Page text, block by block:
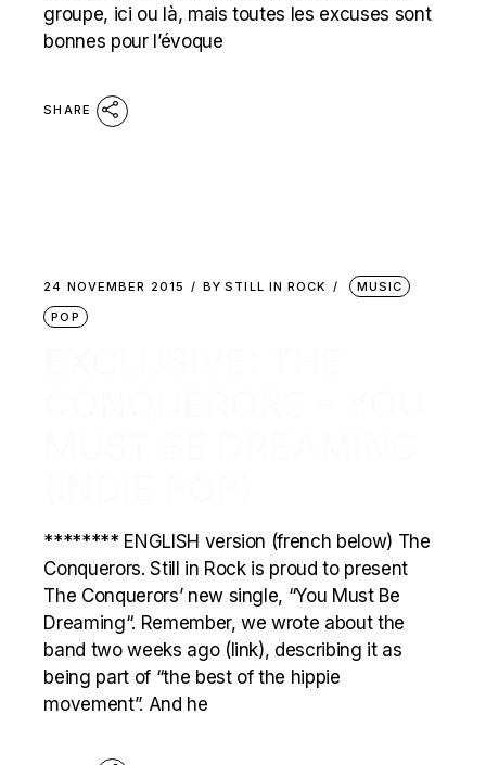
groupe, ici ou là, mais toutes les excuses sont
bonnes pour l’évoque
SHARE
24 NOVEMBER 2015 BY STILL IN ROCK
MUSIC
POP
******** ENGLISH version (french below) The
Conquerors. Still in Rock is proud to present
The Conquerors’ new single, “You Must Be
Dreaming“. Remember, we wrote about the
band two weeks ago (link), describing it as
being part of “the best of the hippie
movement”. And he